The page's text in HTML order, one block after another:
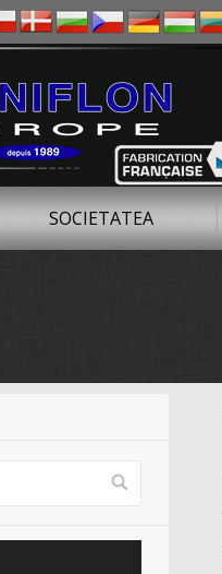
SOCIETATEA